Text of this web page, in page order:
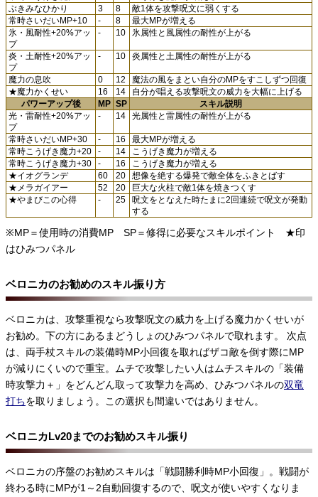
ぶきみなひかり
3 8
敵1体を攻撃呪文に弱くする
常時さいだいMP+10
- 8
最大MPが増える
氷・風耐性+20%アッ
プ
- 10 氷属性と風属性の耐性が上がる
炎・土耐性+20%アッ
プ
- 10 炎属性と土属性の耐性が上がる
魔力の息吹 0 12
魔法の風をまとい自分のMPをすこしずつ回復
★魔力かくせい
16 14
自分が唱える攻撃呪文の威力を大幅に上げる
パワーアップ後
MP SP
スキル説明
光・雷耐性+20%アッ
プ
- 14 光属性と雷属性の耐性が上がる
常時さいだいMP+30 - 16
最大MPが増える
常時こうげき魔力+20
- 14
こうげき魔力が増える
常時こうげき魔力+30
- 16
こうげき魔力が増える
★イオグランデ
60 20
想像を絶する爆発で敵全体をふきとばす
★メラガイアー
52 20
巨大な火柱で敵1体を焼きつくす
★やまびこの心得
- 25
呪文をとなえた時たまに2回連続で呪文が発動
する
※MP＝使用時の消費MP SP＝修得に必要なスキルポイント ★印
はひみつパネル
ベロニカのお勧めのスキル振り方
ベロニカは、攻撃重視なら攻撃呪文の威力を上げる魔力かくせいが
お勧め。下の方にあるまどうしょのひみつパネルで取れます。 次点
は、両手杖スキルの装備時MP小回復を取ればザコ敵を倒す際にMP
が減りにくいので重宝。ムチで攻撃したい人はムチスキルの「装備
時攻撃力＋」をどんどん取って攻撃力を高め、ひみつパネルの双竜
打ちを取りましょう。この選択も間違いではありません。
ベロニカLv20までのお勧めスキル振り
ベロニカの序盤のお勧めスキルは「戦闘勝利時MP小回復」。戦闘が
終わる時にMPが1～2自動回復するので、呪文が使いやすくなりま